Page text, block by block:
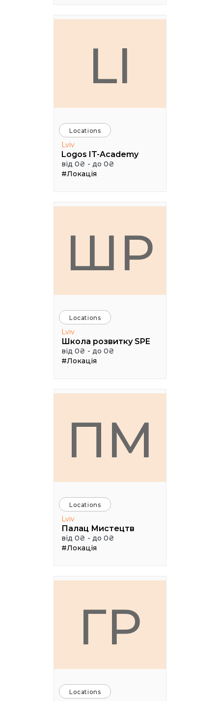
LI
Locations
Lviv
Logos IT-Academy
від 0₴ - до 0₴
#Локація
ШР
Locations
Lviv
Школа розвитку SPE
від 0₴ - до 0₴
#Локація
ПМ
Locations
Lviv
Палац Мистецтв
від 0₴ - до 0₴
#Локація
ГР
Locations